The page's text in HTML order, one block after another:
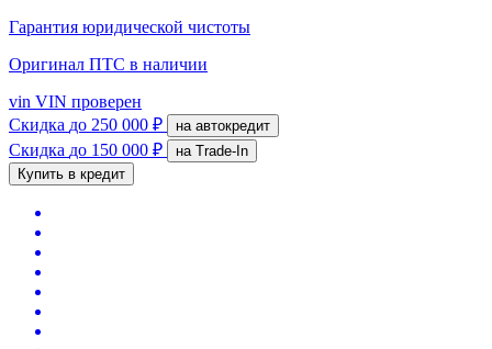
Гарантия юридической чистоты
Оригинал ПТС в наличии
vin VIN проверен
Скидка до 250 000 ₽ на автокредит
Скидка до 150 000 ₽
на Trade-In
Купить в кредит